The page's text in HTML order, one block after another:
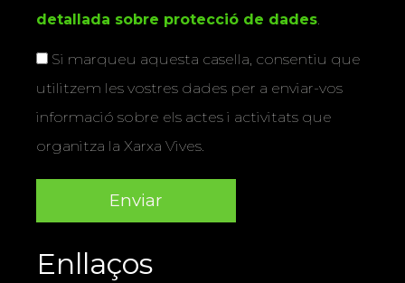
detallada sobre protecció de dades.
Si marqueu aquesta casella, consentiu que
utilitzem les vostres dades per a enviar-vos
informació sobre els actes i activitats que
organitza la Xarxa Vives.
Enllaços